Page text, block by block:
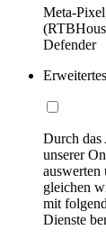
Meta-
Defender
Durch das
unserer
auswerten
gleichen
mit
Dienste